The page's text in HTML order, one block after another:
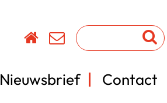
Nieuwsbrief Contact